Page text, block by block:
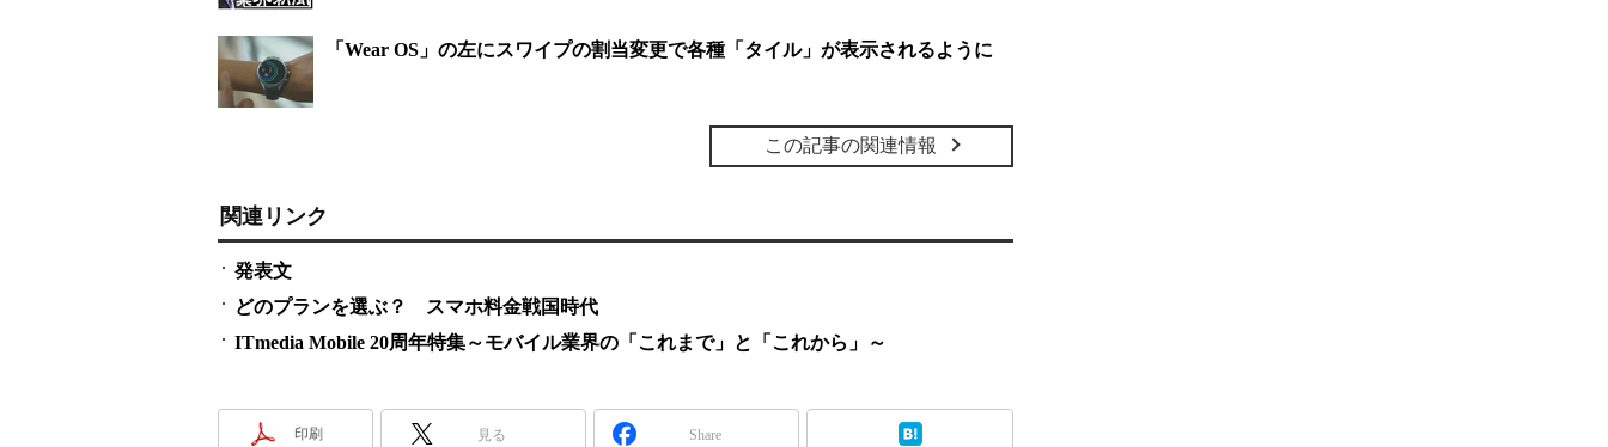
「Wear OS」の左にスワイプの割当変更で各種「タイル」が表示されるように
この記事の関連情報
関連リンク
発表文
どのプランを選ぶ？ スマホ料金戦国時代
ITmedia Mobile 20周年特集～モバイル業界の「これまで」と「これから」～
印刷 見る Share